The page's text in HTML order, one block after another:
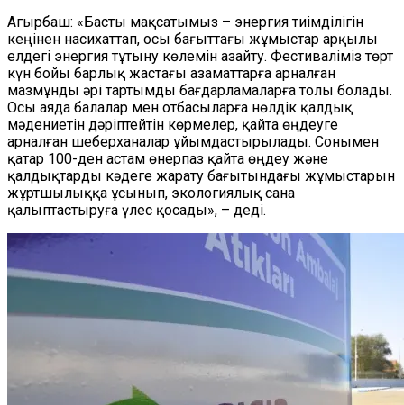
Агырбаш: «Басты мақсатымыз – энергия тиімділігін
кеңінен насихаттап, осы бағыттағы жұмыстар арқылы
елдегі энергия тұтыну көлемін азайту. Фестиваліміз төрт
күн бойы барлық жастағы азаматтарға арналған
мазмұнды әрі тартымды бағдарламаларға толы болады.
Осы аяда балалар мен отбасыларға нөлдік қалдық
мәдениетін дәріптейтін көрмелер, қайта өңдеуге
арналған шеберханалар ұйымдастырылады. Сонымен
қатар 100-ден астам өнерпаз қайта өңдеу және
қалдықтарды кәдеге жарату бағытындағы жұмыстарын
жұртшылыққа ұсынып, экологиялық сана
қалыптастыруға үлес қосады», – деді.